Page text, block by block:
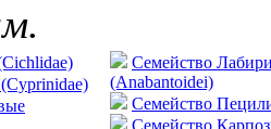
Семейство
(Anabantoidei)
Cемейство
Семейство